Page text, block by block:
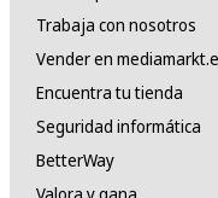
Trabaja con nosotros
Vender en
Encuentra tu tienda
Seguridad informática
BetterWay